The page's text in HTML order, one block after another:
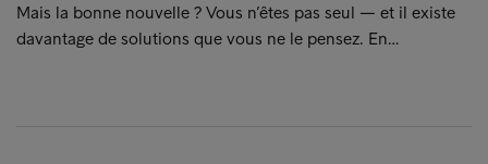
Mais la bonne nouvelle ? Vous n’êtes pas seul — et il existe
davantage de solutions que vous ne le pensez. En…